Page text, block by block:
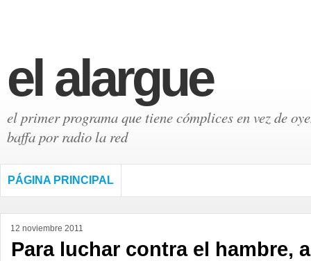
el alargue
el primer programa que tiene cómplices en vez de
baffa por radio la red
PÁGINA PRINCIPAL
12 noviembre 2011
Para luchar contra el hambre,